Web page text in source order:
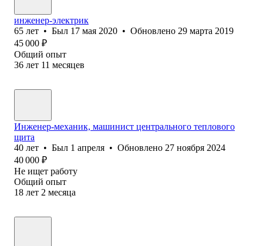
инженер-электрик
65 лет • Был 17 мая 2020 • Обновлено 29 марта 2019
45 000 ₽
Общий опыт
36 лет 11 месяцев
Инженер-механик, машинист центрального теплового
щита
40 лет • Был 1 апреля • Обновлено 27 ноября 2024
40 000 ₽
Не ищет работу
Общий опыт
18 лет 2 месяца